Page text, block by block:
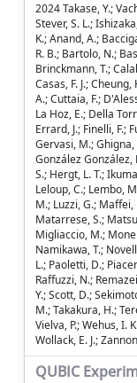
2024 Takase, Y.;
Stever, S. L.;
K.; Anand, A.;
R. B.; Bartolo, N.;
Brinckmann, T.;
Casas, F. J.;
A.; Cuttaia, F.;
La Hoz, E.; Della
Errard, J.; Finelli, F.;
Gervasi, M.;
González González,
S.; Hergt, L. T.;
Leloup, C.; Lembo,
M.; Luzzi, G.;
Matarrese, S.;
Migliaccio, M.;
Namikawa, T.;
L.; Paoletti, D.;
Raffuzzi, N.;
Y.; Scott, D.;
M.; Takakura, H.;
Vielva, P.; Wehus, I.
Wollack, E. J.;
QUBIC